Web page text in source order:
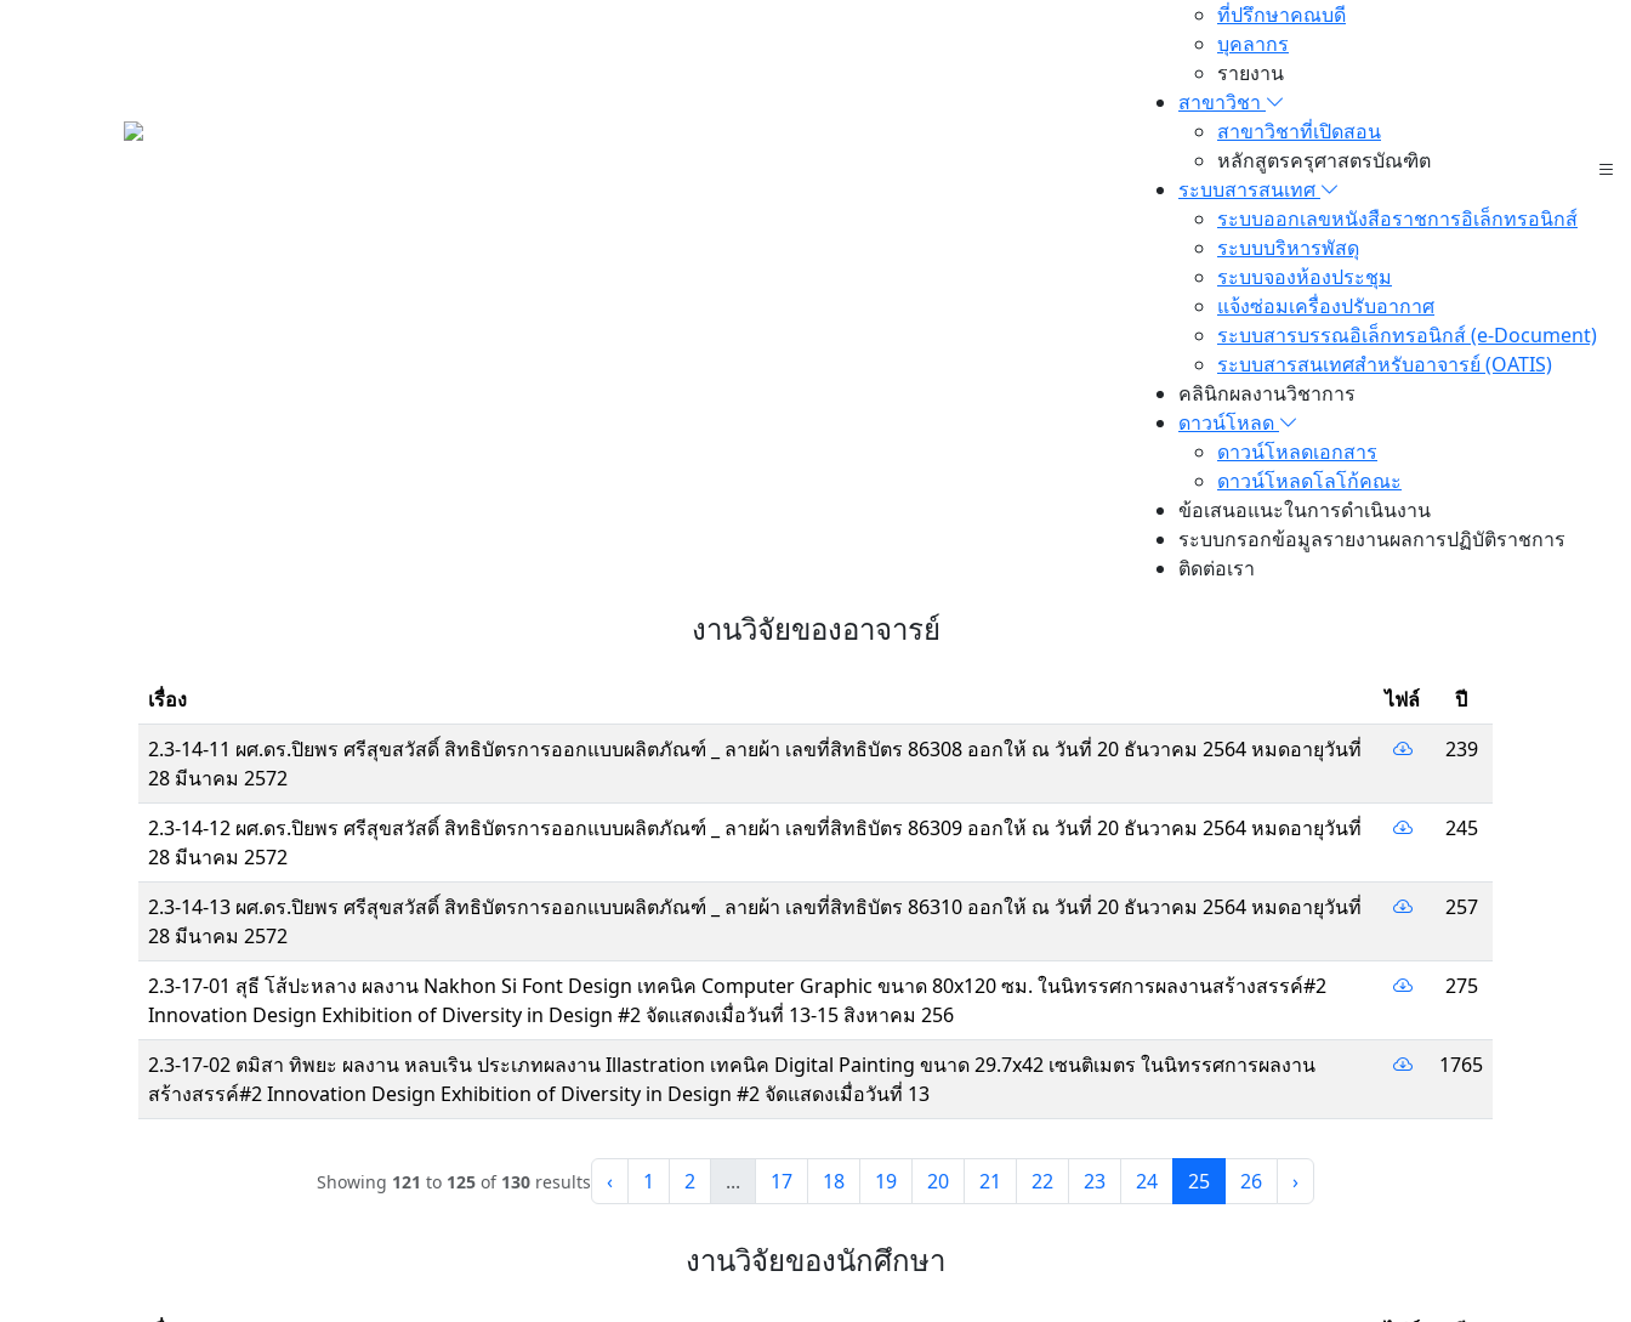
ที่ปรึกษาคณบดี
บุคลากร
รายงาน
สาขาวิชา
สาขาวิชาที่เปิดสอน
หลักสูตรครุศาสตรบัณฑิต
ระบบสารสนเทศ
ระบบออกเลขหนังสือราชการอิเล็กทรอนิกส์
ระบบบริหารพัสดุ
ระบบจองห้องประชุม
แจ้งซ่อมเครื่องปรับอากาศ
ระบบสารบรรณอิเล็กทรอนิกส์ (e-Document)
ระบบสารสนเทศสำหรับอาจารย์ (OATIS)
คลินิกผลงานวิชาการ
ดาวน์โหลด
ดาวน์โหลดเอกสาร
ดาวน์โหลดโลโก้คณะ
ข้อเสนอแนะในการดำเนินงาน
ระบบกรอกข้อมูลรายงานผลการปฏิบัติราชการ
ติดต่อเรา
งานวิจัยของอาจารย์
เรื่อง ไฟล์
ปี
2.3-14-11 ผศ.ดร.ปิยพร ศรีสุขสวัสดิ์ สิทธิบัตรการออกแบบผลิตภัณฑ์ _ ลายผ้า เลขที่สิทธิบัตร 86308 ออกให้ ณ วันที่ 20 ธันวาคม 2564 หมดอายุวันที่
28 มีนาคม 2572
239
2.3-14-12 ผศ.ดร.ปิยพร ศรีสุขสวัสดิ์ สิทธิบัตรการออกแบบผลิตภัณฑ์ _ ลายผ้า เลขที่สิทธิบัตร 86309 ออกให้ ณ วันที่ 20 ธันวาคม 2564 หมดอายุวันที่
28 มีนาคม 2572
245
2.3-14-13 ผศ.ดร.ปิยพร ศรีสุขสวัสดิ์ สิทธิบัตรการออกแบบผลิตภัณฑ์ _ ลายผ้า เลขที่สิทธิบัตร 86310 ออกให้ ณ วันที่ 20 ธันวาคม 2564 หมดอายุวันที่
28 มีนาคม 2572
257
2.3-17-01 สุธี โส้ปะหลาง ผลงาน Nakhon Si Font Design เทคนิค Computer Graphic ขนาด 80x120 ซม. ในนิทรรศการผลงานสร้างสรรค์#2
Innovation Design Exhibition of Diversity in Design #2 จัดแสดงเมื่อวันที่ 13-15 สิงหาคม 256
275
2.3-17-02 ตมิสา ทิพยะ ผลงาน หลบเริน ประเภทผลงาน Illastration เทคนิค Digital Painting ขนาด 29.7x42 เซนติเมตร ในนิทรรศการผลงาน
สร้างสรรค์#2 Innovation Design Exhibition of Diversity in Design #2 จัดแสดงเมื่อวันที่ 13
1765
Showing 121 to 125 of 130 results ‹ 1 2 ... 17 18 19 20 21 22 23 24 25 26 ›
งานวิจัยของนักศึกษา